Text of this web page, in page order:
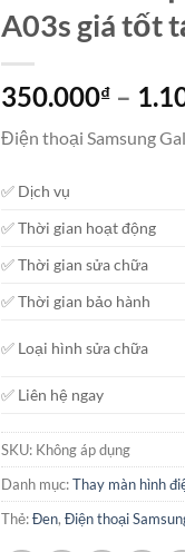
A03s giá tốt
350.000₫ –
Điện thoại Samsung
✅ Dịch vụ
✅ Thời gian hoạt động
✅ Thời gian sửa chữa
✅ Thời gian bảo hành
✅ Loại hình sửa chữa
✅ Liên hệ ngay
SKU: Không áp dụng
Danh mục:Thay màn hình
Thẻ:Đen, Điện thoại